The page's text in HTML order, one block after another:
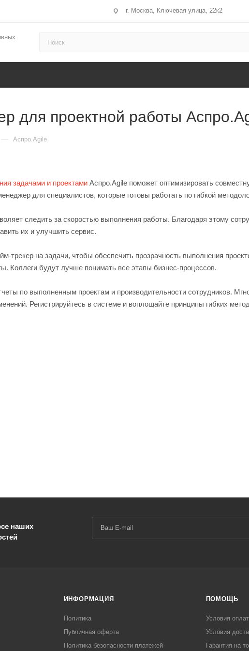
г. Москва, Ключевая улица, 22к2
для проектной работы
— Аспро.Agile
задачами и проектами Аспро.Agile поможет оптимизировать
для специалистов, которые готовы работать по гибкой
следить за скоростью выполнения работы. Благодаря этому
их и улучшить сервис.
трекер на задачи, чтобы обеспечить прозрачность выполнения
Коллеги будут лучше понимать все этапы бизнес-процессов.
по выполненным проектам и производительности сотрудников.
Регистрируйтесь в системе и воплощайте принципы гибких
наших
ИНФОРМАЦИЯ
Политика
Публичная оферта
Политика безопасности платежей
ПОМОЩЬ
Условия
Условия
Гарантия на